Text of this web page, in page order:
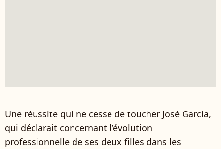
Une réussite qui ne cesse de toucher José Garcia,
qui déclarait concernant l’évolution
professionnelle de ses deux filles dans les